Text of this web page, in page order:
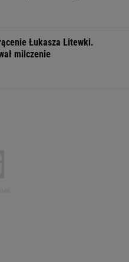
Łukasza Litewki.
milczenie